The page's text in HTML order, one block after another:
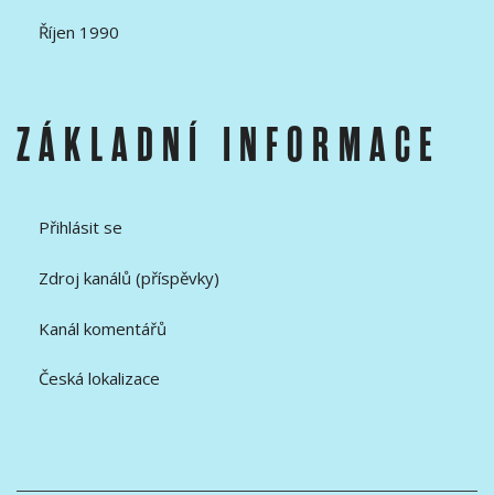
Říjen 1990
ZÁKLADNÍ INFORMACE
Přihlásit se
Zdroj kanálů (příspěvky)
Kanál komentářů
Česká lokalizace